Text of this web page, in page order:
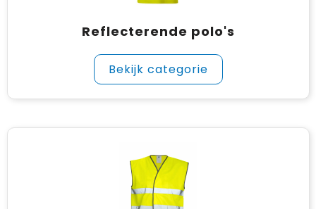
Reflecterende polo's
Bekijk categorie